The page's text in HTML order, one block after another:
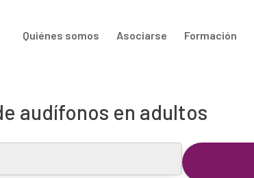
Quiénes somos Asociarse Formación
audífonos en adultos